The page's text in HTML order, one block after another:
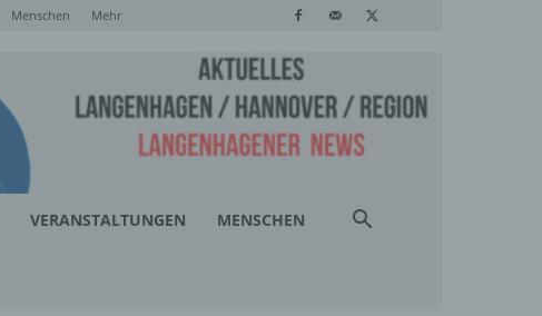
Menschen Mehr
VERANSTALTUNGEN MENSCHEN